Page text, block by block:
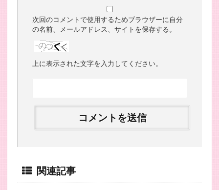
次回のコメントで使用するためブラウザーに自分
の名前、メールアドレス、サイトを保存する。
上に表示された文字を入力してください。
関連記事